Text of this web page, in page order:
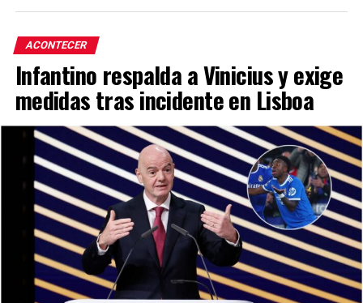
ACONTECER
Infantino respalda a Vinicius y exige
medidas tras incidente en Lisboa